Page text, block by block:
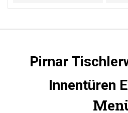
Pirnar
Innentüren